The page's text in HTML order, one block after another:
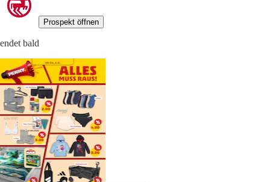
Prospekt öffnen
endet bald